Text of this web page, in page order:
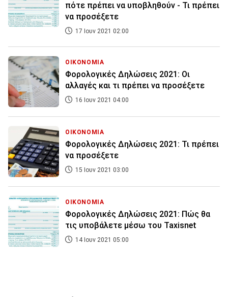
πότε πρέπει να υποβληθούν - Τι πρέπει
να προσέξετε
17 Ιουν 2021 02:00
ΟΙΚΟΝΟΜΙΑ
Φορολογικές Δηλώσεις 2021: Οι
αλλαγές και τι πρέπει να προσέξετε
16 Ιουν 2021 04:00
ΟΙΚΟΝΟΜΙΑ
Φορολογικές Δηλώσεις 2021: Τι πρέπει
να προσέξετε
15 Ιουν 2021 03:00
ΟΙΚΟΝΟΜΙΑ
Φορολογικές Δηλώσεις 2021: Πώς θα
τις υποβάλετε μέσω του Taxisnet
14 Ιουν 2021 05:00